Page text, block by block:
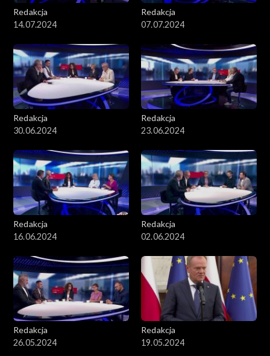
Redakcja
14.07.2024
Redakcja
07.07.2024
Redakcja
30.06.2024
Redakcja
23.06.2024
Redakcja
16.06.2024
Redakcja
02.06.2024
Redakcja
26.05.2024
Redakcja
19.05.2024